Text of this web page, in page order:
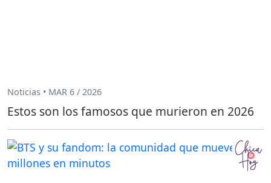
Noticias • MAR 6 / 2026
Estos son los famosos que murieron en 2026